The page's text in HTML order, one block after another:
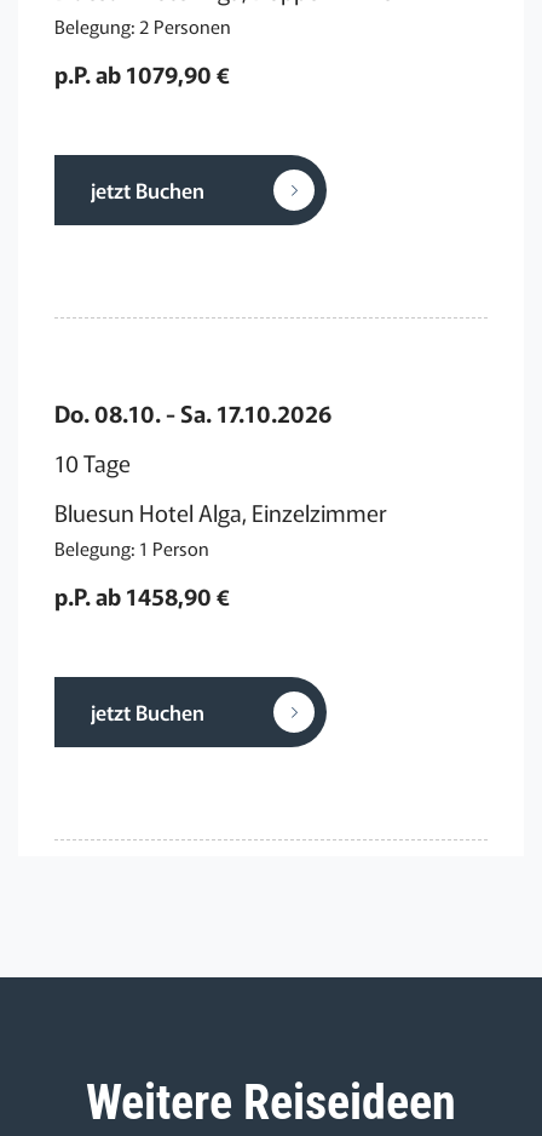
Belegung: 2 Personen
p.P. ab 1079,90 €
jetzt Buchen
Do. 08.10. - Sa. 17.10.2026
10 Tage
Bluesun Hotel Alga, Einzelzimmer
Belegung: 1 Person
p.P. ab 1458,90 €
jetzt Buchen
Weitere Reiseideen